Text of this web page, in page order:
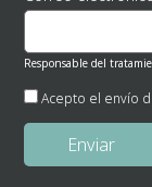
Responsable del
Legitimación:Su
Destinatarios de los
Derechos:
Podrá
Acepto el envío